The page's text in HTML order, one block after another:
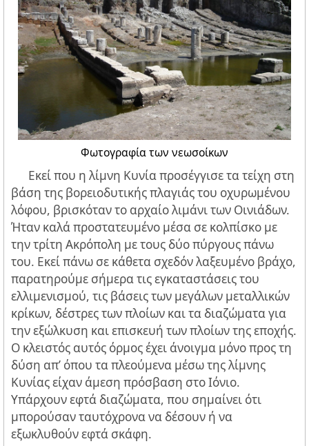
Φωτογραφία των νεωσοίκων
Εκεί που η λίμνη Κυνία προσέγγισε τα τείχη στη
βάση της βορειοδυτικής πλαγιάς του οχυρωμένου
λόφου, βρισκόταν το αρχαίο λιμάνι των Οινιάδων.
Ήταν καλά προστατευμένο μέσα σε κολπίσκο με
την τρίτη Ακρόπολη με τους δύο πύργους πάνω
του. Εκεί πάνω σε κάθετα σχεδόν λαξευμένο βράχο,
παρατηρούμε σήμερα τις εγκαταστάσεις του
ελλιμενισμού, τις βάσεις των μεγάλων μεταλλικών
κρίκων, δέστρες των πλοίων και τα διαζώματα για
την εξώλκυση και επισκευή των πλοίων της εποχής.
Ο κλειστός αυτός όρμος έχει άνοιγμα μόνο προς τη
δύση απ’ όπου τα πλεούμενα μέσω της λίμνης
Κυνίας είχαν άμεση πρόσβαση στο Ιόνιο.
Υπάρχουν εφτά διαζώματα, που σημαίνει ότι
μπορούσαν ταυτόχρονα να δέσουν ή να
εξωκλυθούν εφτά σκάφη.